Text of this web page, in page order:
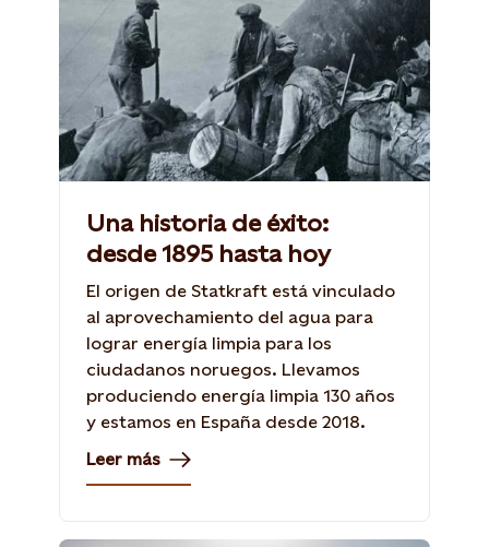
Una historia de éxito:
desde 1895 hasta hoy
El origen de Statkraft está vinculado
al aprovechamiento del agua para
lograr energía limpia para los
ciudadanos noruegos. Llevamos
produciendo energía limpia 130 años
y estamos en España desde 2018.
Leer más